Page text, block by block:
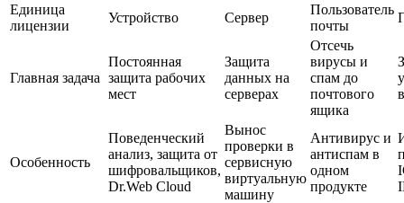
Единица
лицензии
Устройство Сервер
Пользователь
почты
Главная задача
Постоянная
защита рабочих
мест
Защита
данных на
серверах
Отсечь
вирусы и
спам до
почтового
ящика
Особенность
Поведенческий
анализ, защита от
шифровальщиков,
Dr.Web Cloud
Вынос
проверки в
сервисную
виртуальную
машину
Антивирус и
антиспам в
одном
продукте